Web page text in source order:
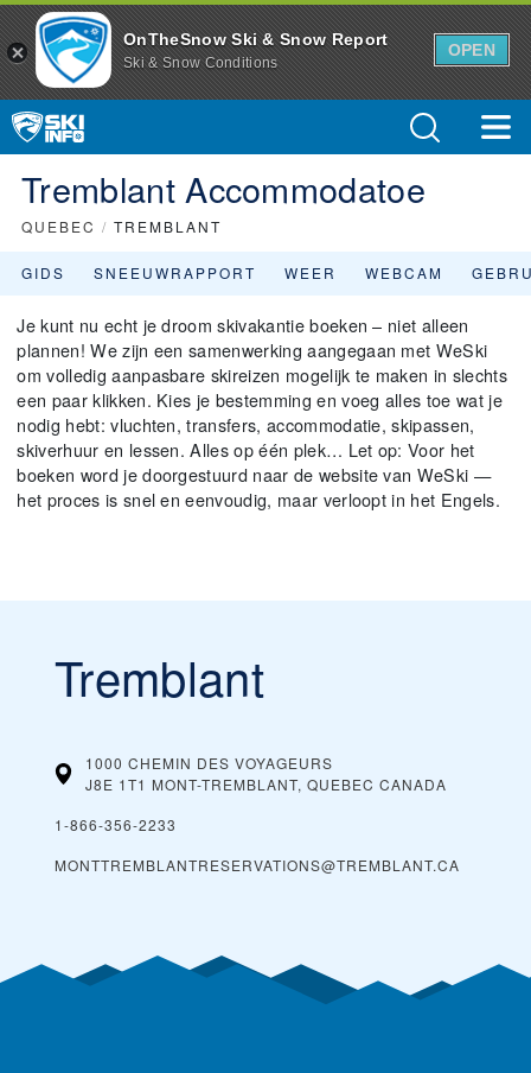
OnTheSnow Ski & Snow Report
Ski & Snow Conditions
OPEN
Tremblant Accommodatoe
QUEBEC / TREMBLANT
GIDS SNEEUWRAPPORT WEER WEBCAM
Je kunt nu echt je droom skivakantie boeken – niet alleen
plannen! We zijn een samenwerking aangegaan met WeSki
om volledig aanpasbare skireizen mogelijk te maken in slechts
een paar klikken. Kies je bestemming en voeg alles toe wat je
nodig hebt: vluchten, transfers, accommodatie, skipassen,
skiverhuur en lessen. Alles op één plek… Let op: Voor het
boeken word je doorgestuurd naar de website van WeSki —
het proces is snel en eenvoudig, maar verloopt in het Engels.
Tremblant
1000 CHEMIN DES VOYAGEURS
J8E 1T1 MONT-TREMBLANT, QUEBEC CANADA
1-866-356-2233
MONTTREMBLANTRESERVATIONS@TREMBLANT.CA